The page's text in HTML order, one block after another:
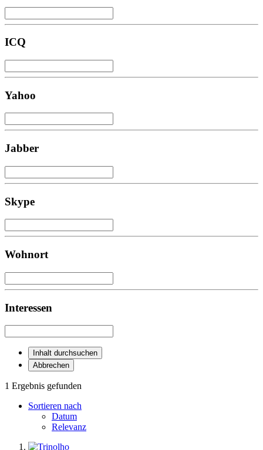
ICQ
Yahoo
Jabber
Skype
Wohnort
Interessen
Inhalt durchsuchen
Abbrechen
1 Ergebnis gefunden
Sortieren nach
Datum
Relevanz